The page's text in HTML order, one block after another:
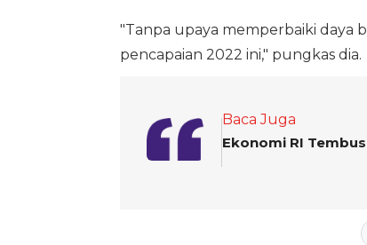
"Tanpa upaya memperbaiki daya
pencapaian 2022 ini," pungkas dia.
Baca Juga
Ekonomi RI